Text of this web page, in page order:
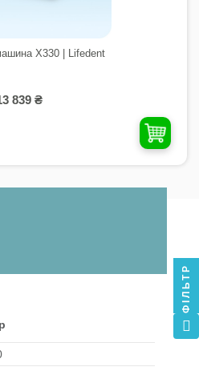
X330 | Lifedent
839 ₴
ФІЛЬТР